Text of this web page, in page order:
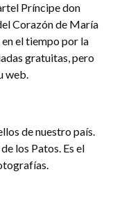
Príncipe don
Corazón de María
el tiempo por la
gratuitas, pero
web.
de nuestro país.
los Patos. Es el